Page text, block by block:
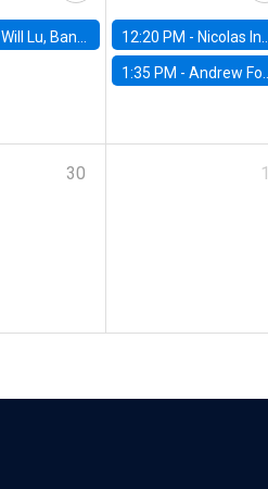
Will Lu, Banco Central de Chile 12:20 PM - Nicolas Inostroza, Rotman School of Management, University of Toronto
1:35 PM -Andrew Foster, Brown University
30 1